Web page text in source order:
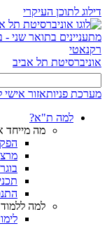
דילוג לתוכן העיקרי
מתעניינים בתואר שני
רקנאטי
אוניברסיטת תל אביב
מערכת פניותאזור אישי
למה ת"א?
מה מייחד
למה